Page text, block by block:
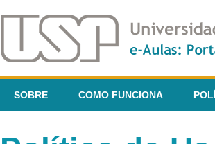
SOBRE COMO FUNCIONA